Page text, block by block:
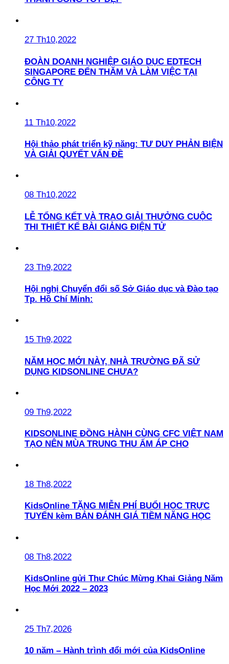
27 Th10,2022
ĐOÀN DOANH NGHIỆP GIÁO DỤC EDTECH
SINGAPORE ĐẾN THĂM VÀ LÀM VIỆC TẠI
CÔNG TY
11 Th10,2022
Hội thảo phát triển kỹ năng: TƯ DUY PHẢN BIỆN
VÀ GIẢI QUYẾT VẤN ĐỀ
08 Th10,2022
LỄ TỔNG KẾT VÀ TRAO GIẢI THƯỞNG CUỘC
THI THIẾT KẾ BÀI GIẢNG ĐIỆN TỬ
23 Th9,2022
Hội nghị Chuyển đổi số Sở Giáo dục và Đào tạo
Tp. Hồ Chí Minh:
15 Th9,2022
NĂM HỌC MỚI NÀY, NHÀ TRƯỜNG ĐÃ SỬ
DỤNG KIDSONLINE CHƯA?
09 Th9,2022
KIDSONLINE ĐỒNG HÀNH CÙNG CFC VIỆT NAM
TẠO NÊN MÙA TRUNG THU ẤM ÁP CHO
18 Th8,2022
KidsOnline TẶNG MIỄN PHÍ BUỔI HỌC TRỰC
TUYẾN kèm BẢN ĐÁNH GIÁ TIỀM NĂNG HỌC
08 Th8,2022
KidsOnline gửi Thư Chúc Mừng Khai Giảng Năm
Học Mới 2022 – 2023
25 Th7,2026
10 năm – Hành trình đổi mới của KidsOnline